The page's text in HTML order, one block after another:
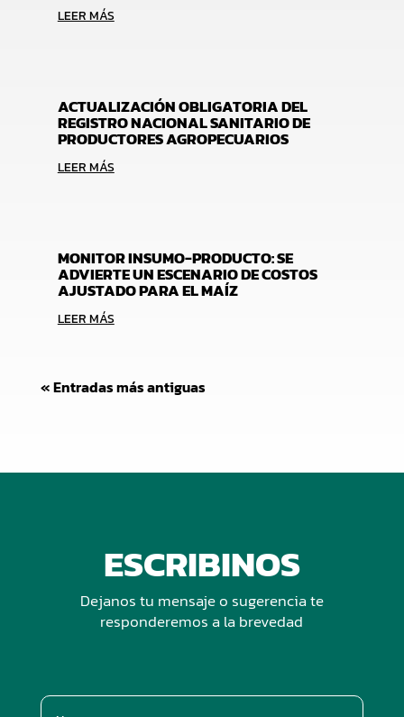
LEER MÁS
ACTUALIZACIÓN OBLIGATORIA DEL
REGISTRO NACIONAL SANITARIO DE
PRODUCTORES AGROPECUARIOS
LEER MÁS
MONITOR INSUMO-PRODUCTO: SE
ADVIERTE UN ESCENARIO DE COSTOS
AJUSTADO PARA EL MAÍZ
LEER MÁS
« Entradas más antiguas
ESCRIBINOS
Dejanos tu mensaje o sugerencia te
responderemos a la brevedad